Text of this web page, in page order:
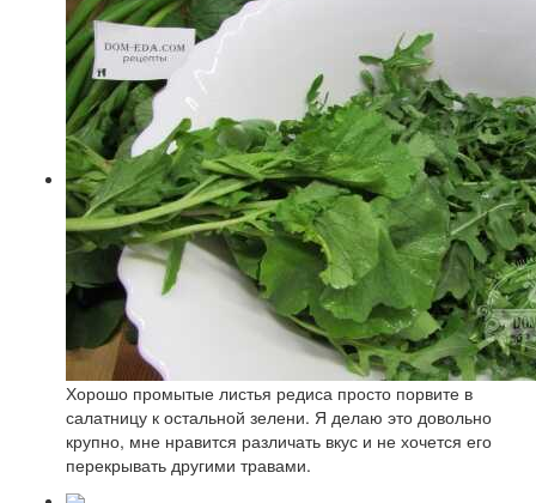
Хорошо промытые листья редиса просто порвите в
салатницу к остальной зелени. Я делаю это довольно
крупно, мне нравится различать вкус и не хочется его
перекрывать другими травами.